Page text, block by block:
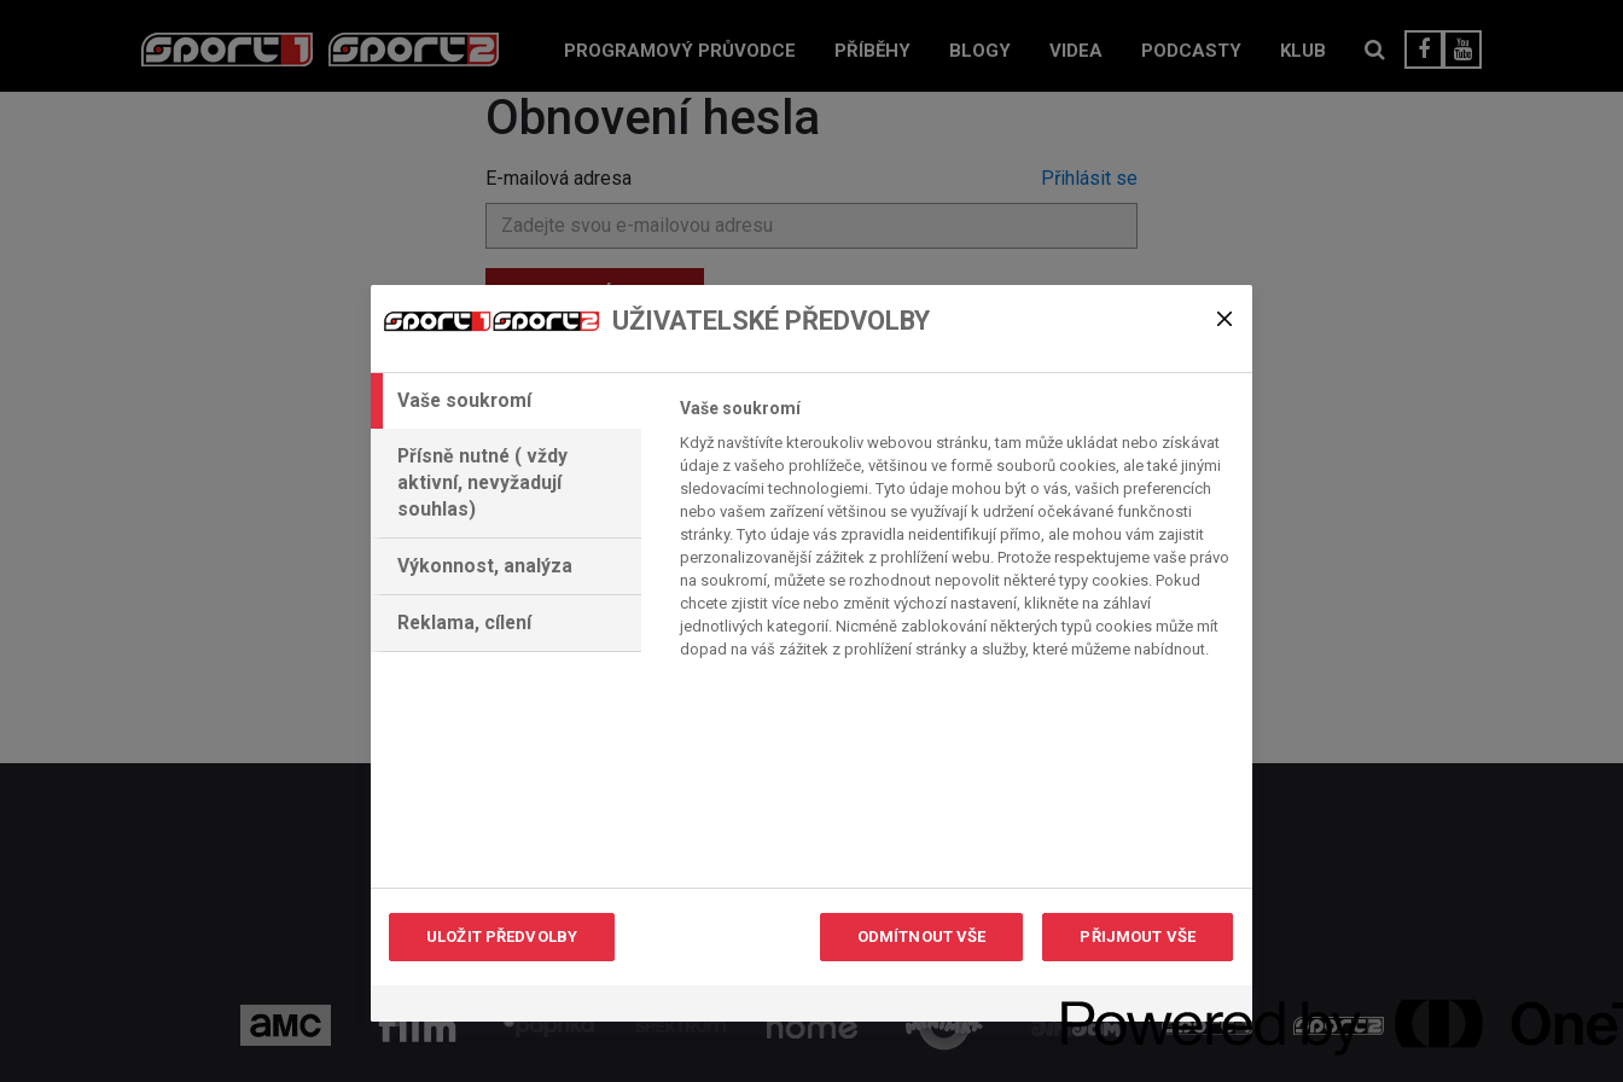
PROGRAMOVÝ PRŮVODCE PŘÍBĚHY BLOGY VIDEA PODCASTY KLUB
Obnovení hesla
E-mailová adresa Přihlásit se
UŽIVATELSKÉ PŘEDVOLBY
Vaše soukromí
Přísně nutné ( vždy
aktivní, nevyžadují
souhlas)
Výkonnost, analýza
Reklama, cílení
Vaše soukromí
Když navštívíte kteroukoliv webovou stránku, tam může ukládat nebo získávat
údaje z vašeho prohlížeče, většinou ve formě souborů cookies, ale také jinými
sledovacími technologiemi. Tyto údaje mohou být o vás, vašich preferencích
nebo vašem zařízení většinou se využívají k udržení očekávané funkčnosti
stránky. Tyto údaje vás zpravidla neidentifikují přímo, ale mohou vám zajistit
perzonalizovanější zážitek z prohlížení webu. Protože respektujeme vaše právo
na soukromí, můžete se rozhodnout nepovolit některé typy cookies. Pokud
chcete zjistit více nebo změnit výchozí nastavení, klikněte na záhlaví
jednotlivých kategorií. Nicméně zablokování některých typů cookies může mít
dopad na váš zážitek z prohlížení stránky a služby, které můžeme nabídnout.
ULOŽIT PŘEDVOLBY ODMÍTNOUT VŠE PŘIJMOUT VŠE